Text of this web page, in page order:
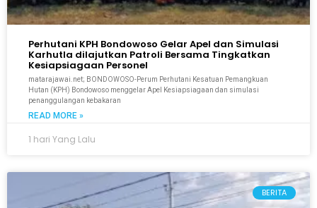
Perhutani KPH Bondowoso Gelar Apel dan Simulasi
Karhutla dilajutkan Patroli Bersama Tingkatkan
Kesiapsiagaan Personel
matarajawai.net; BONDOWOSO-Perum Perhutani Kesatuan Pemangkuan
Hutan (KPH) Bondowoso menggelar Apel Kesiapsiagaan dan simulasi
penanggulangan kebakaran
READ MORE »
1 hari Yang Lalu
BERITA